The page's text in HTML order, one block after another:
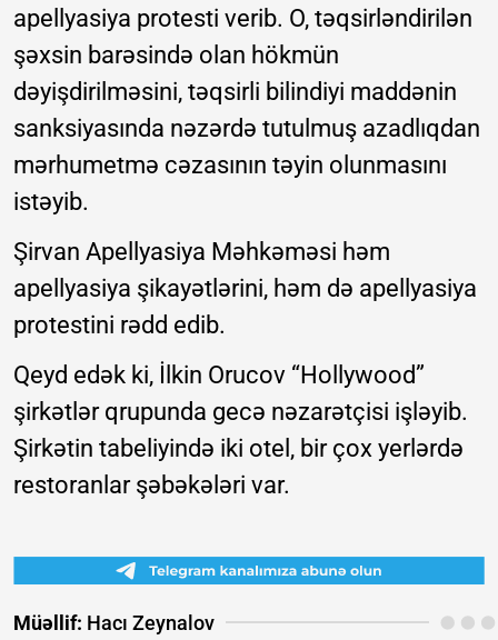
apellyasiya protesti verib. O, təqsirləndirilən
şəxsin barəsində olan hökmün
dəyişdirilməsini, təqsirli bilindiyi maddənin
sanksiyasında nəzərdə tutulmuş azadlıqdan
mərhumetmə cəzasının təyin olunmasını
istəyib.
Şirvan Apellyasiya Məhkəməsi həm
apellyasiya şikayətlərini, həm də apellyasiya
protestini rədd edib.
Qeyd edək ki, İlkin Orucov “Hollywood”
şirkətlər qrupunda gecə nəzarətçisi işləyib.
Şirkətin tabeliyində iki otel, bir çox yerlərdə
restoranlar şəbəkələri var.
Müəllif: Hacı Zeynalov